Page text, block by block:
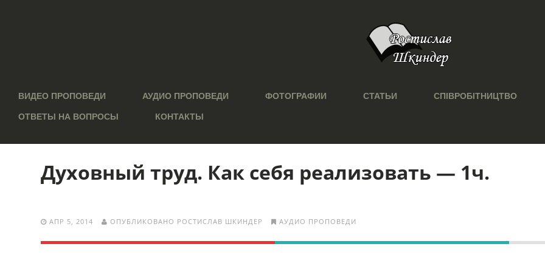
ВИДЕО ПРОПОВЕДИ АУДИО ПРОПОВЕДИ ФОТОГРАФИИ СТАТЬИ СПІВРОБІТНИЦТВО
ОТВЕТЫ НА ВОПРОСЫ КОНТАКТЫ
Духовный труд. Как себя реализовать — 1ч.
АПР 5, 2014 ОПУБЛИКОВАНО РОСТИСЛАВ ШКИНДЕР АУДИО ПРОПОВЕДИ